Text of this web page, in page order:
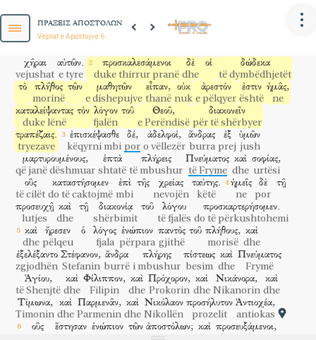
ΠΡΑΞΕΙΣ ΑΠΟΣΤΟΛΩΝ
Veprat e Apostujve 6
ἐγένετο
u bë murmuritje e helenistëve kundër
παρεθεωροῦντο ἐν τῇ
χῆραι
vejushat
αὐτῶν.
e tyre
προσκαλεσάμενοι
duke thirrur pranë
δὲ
dhe
οἱ δώδεκα
të dymbëdhjetët
τὸ πλῆθος
morinë
τῶν μαθητῶν
e dishepujve
εἶπαν,
thanë
οὐκ
nuk
ἀρεστόν
e pëlqyer
ἐστιν
është
ἡμᾶς,
ne
καταλείψαντας
duke lënë
τὸν λόγον
fjalën
τοῦ Θεοῦ,
e Perëndisë
διακονεῖν
për të shërbyer
τραπέζαις.
tryezave
ἐπισκέψασθε
këqyrni mbi
δέ,
por
ἀδελφοί,
o vëllezër
ἄνδρας
burra
ἐξ
prej
ὑμῶν
jush
μαρτυρουμένους,
që janë dëshmuar
ἑπτὰ
shtatë
πλήρεις
të mbushur
Πνεύματος
të Fryme
καὶ
dhe
σοφίας,
urtësi
οὓς
të cilët
καταστήσομεν
do të caktojmë
ἐπὶ
mbi
τῆς χρείας
nevojën
ταύτης.
këtë
ἡμεῖς
ne
δὲ
por
τῇ
προσευχῇ
lutjes
καὶ
dhe
τῇ διακονίᾳ
shërbimit
τοῦ λόγου
të fjalës
προσκαρτερήσομεν.
do të përkushtohemi
καὶ
dhe
ἤρεσεν
pëlqeu
ὁ λόγος
fjala
ἐνώπιον
përpara
παντὸς
gjithë
τοῦ πλήθους,
morisë
καὶ
dhe
ἐξελέξαντο
zgjodhën
Στέφανον,
Stefanin
ἄνδρα
burrë
πλήρης
i mbushur
πίστεως
besim
καὶ
dhe
Πνεύματος
Frymë
Ἁγίου,
të Shenjtë
καὶ
dhe
Φίλιππον,
Filipin
καὶ
dhe
Πρόχορον,
Prokorin
καὶ
dhe
Νικάνορα,
Nikanorin
καὶ
dhe
Τίμωνα,
Timonin
καὶ
dhe
Παρμενᾶν,
Parmenin
καὶ
dhe
Νικόλαον
Nikollën
προσήλυτον
prozelit
Ἀντιοχέα,
antiokas
οὓς ἔστησαν ἐνώπιον τῶν ἀποστόλων; καὶ προσευξάμενοι,
ZGJEDHJA E SHTATË DHJAKËVE
6 Tani, në ato ditë, ndërsa dishepujt shumoheshin në
numër, u bë një murmuritje nga ana e helenistëve
kundër
sepse vejushat e tyre liheshin